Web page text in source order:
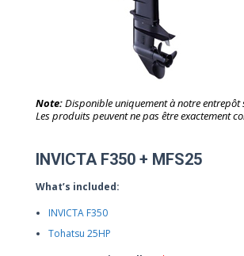
Note:Disponible uniquement à notre entrepôt
Les produits peuvent ne pas être exactement
INVICTA F350 + MFS25
What’s included:
INVICTA F350
Tohatsu 25HP